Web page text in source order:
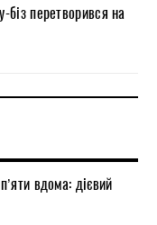
біз перетворився на
вдома: дієвий